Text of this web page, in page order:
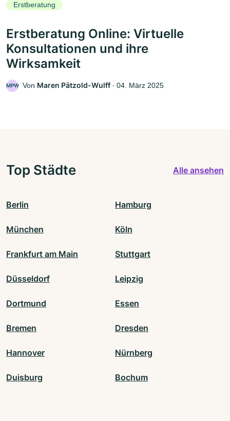
Erstberatung
Erstberatung Online: Virtuelle
Konsultationen und ihre
Wirksamkeit
MPW Von Maren Pätzold-Wulff ‧ 04. März 2025
Top Städte Alle ansehen
Berlin Hamburg
München Köln
Frankfurt am Main Stuttgart
Düsseldorf Leipzig
Dortmund Essen
Bremen Dresden
Hannover Nürnberg
Duisburg Bochum